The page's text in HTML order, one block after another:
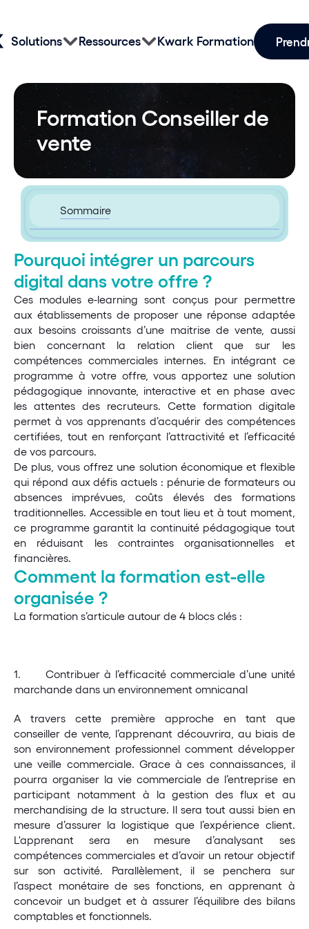
Solutions Ressources Kwark Formation
Formation Conseiller de
vente
Sommaire
Pourquoi intégrer un parcours
digital dans votre offre ?
Ces modules e-learning sont conçus pour permettre
aux établissements de proposer une réponse adaptée
aux besoins croissants d’une maitrise de vente, aussi
bien concernant la relation client que sur les
compétences commerciales internes. En intégrant ce
programme à votre offre, vous apportez une solution
pédagogique innovante, interactive et en phase avec
les attentes des recruteurs. Cette formation digitale
permet à vos apprenants d’acquérir des compétences
certifiées, tout en renforçant l’attractivité et l’efficacité
de vos parcours.
De plus, vous offrez une solution économique et flexible
qui répond aux défis actuels : pénurie de formateurs ou
absences imprévues, coûts élevés des formations
traditionnelles. Accessible en tout lieu et à tout moment,
ce programme garantit la continuité pédagogique tout
en réduisant les contraintes organisationnelles et
financières.
Comment la formation est-elle
organisée ?
La formation s’articule autour de 4 blocs clés :
1.      Contribuer à l’efficacité commerciale d’une unité
marchande dans un environnement omnicanal
A travers cette première approche en tant que
conseiller de vente, l’apprenant découvrira, au biais de
son environnement professionnel comment développer
une veille commerciale. Grace à ces connaissances, il
pourra organiser la vie commerciale de l’entreprise en
participant notamment à la gestion des flux et au
merchandising de la structure. Il sera tout aussi bien en
mesure d’assurer la logistique que l’expérience client.
L'apprenant sera en mesure d’analysant ses
compétences commerciales et d’avoir un retour objectif
sur son activité. Parallèlement, il se penchera sur
l’aspect monétaire de ses fonctions, en apprenant à
concevoir un budget et à assurer l’équilibre des bilans
comptables et fonctionnels.